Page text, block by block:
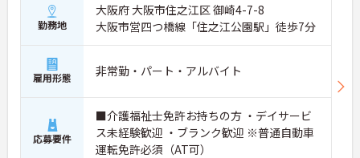
勤務地
大阪府 大阪市住之江区 御崎4-7-8
大阪市営四つ橋線「住之江公園駅」徒歩7分
雇用形態 非常勤・パート・アルバイト
応募要件
■介護福祉士免許お持ちの方 ・デイサービ
ス未経験歓迎 ・ブランク歓迎 ※普通自動車
運転免許必須（AT可）